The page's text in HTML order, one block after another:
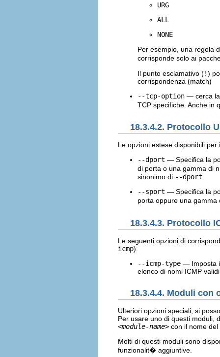
URG
ALL
NONE
Per esempio, una regola
corrisponde solo ai
Il punto esclamativo (!)
corrispondenza (match)
--tcp-option — cerca la
TCP specifiche. Anche in
18.3.4.2. Protocollo
Le opzioni estese disponibili per
--dport — Specifica la
di porta o una gamma di
sinonimo di --dport
--sport — Specifica la
porta oppure una
18.3.4.3. Protocollo
Le seguenti opzioni di
icmp):
--icmp-type — Imposta
elenco di nomi ICMP
18.3.4.4. Moduli con
Ulteriori opzioni speciali, si
Per usare uno di questi moduli,
<module-name> con il nome
Molti di questi moduli sono
funzionalit� aggiuntive.